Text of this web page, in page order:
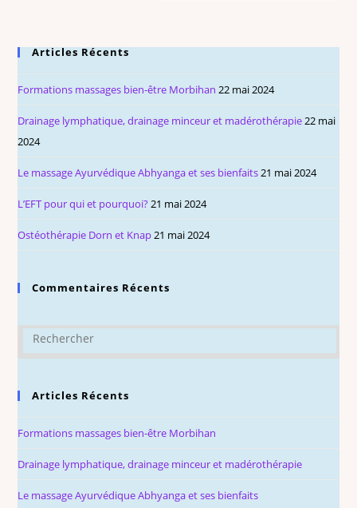
Articles Récents
Formations massages bien-être Morbihan 22 mai 2024
Drainage lymphatique, drainage minceur et madérothérapie22 mai
2024
Le massage Ayurvédique Abhyanga et ses bienfaits21 mai 2024
L’EFT pour qui et pourquoi?21 mai 2024
Ostéothérapie Dorn et Knap21 mai 2024
Commentaires Récents
Articles Récents
Formations massages bien-être Morbihan
Drainage lymphatique, drainage minceur et madérothérapie
Le massage Ayurvédique Abhyanga et ses bienfaits